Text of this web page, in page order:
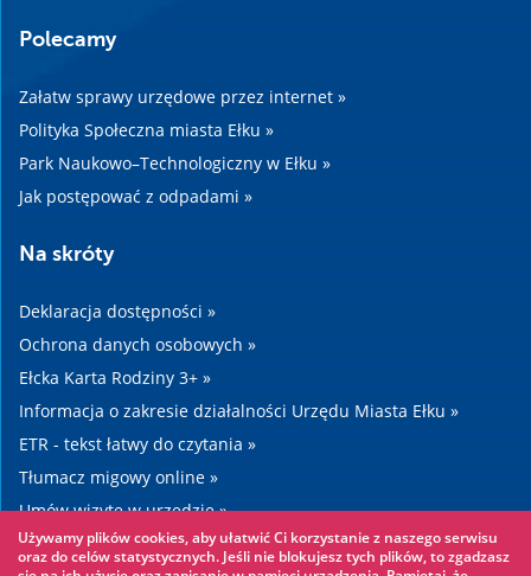
Polecamy
Załatw sprawy urzędowe przez internet »
Polityka Społeczna miasta Ełku »
Park Naukowo–Technologiczny w Ełku »
Jak postępować z odpadami »
Na skróty
Deklaracja dostępności »
Ochrona danych osobowych »
Ełcka Karta Rodziny 3+ »
Informacja o zakresie działalności Urzędu Miasta Ełku »
ETR - tekst łatwy do czytania »
Tłumacz migowy online »
Umów wizytę w urzędzie »
Drogi »
Używamy plików cookies, aby ułatwić Ci korzystanie z naszego serwisu
oraz do celów statystycznych. Jeśli nie blokujesz tych plików, to zgadzasz